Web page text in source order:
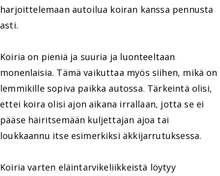
harjoittelemaan autoilua koiran kanssa pennusta
asti.
Koiria on pieniä ja suuria ja luonteeltaan
monenlaisia. Tämä vaikuttaa myös siihen, mikä on
lemmikille sopiva paikka autossa. Tärkeintä olisi,
ettei koira olisi ajon aikana irrallaan, jotta se ei
pääse häiritsemään kuljettajan ajoa tai
loukkaannu itse esimerkiksi äkkijarrutuksessa.
Koiria varten eläintarvikeliikkeistä löytyy